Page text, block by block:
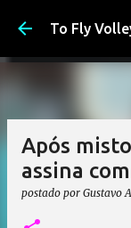
To Fly
Após
assina
postado por Gustavo